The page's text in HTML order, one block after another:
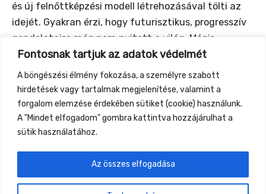
Fontosnak tartjuk az adatok védelmét
A böngészési élmény fokozása, a személyre szabott
hirdetések vagy tartalmak megjelenítése, valamint a
forgalom elemzése érdekében sütiket (cookie) használunk.
A "Mindet elfogadom" gombra kattintva hozzájárulhat a
sütik használatához.
Az összes elfogadása
és új felnőttképzési modell létrehozásával tölti az
idejét. Gyakran érzi, hogy futurisztikus, progresszív
gondolataira még nem nyitott a világ. Mégis
kitartóan népszerűsíti a decentralizált, közösségi
életmódban rejlő lehetőségeket. Mindezt a tudatos
életmód iránt érdeklődő fiatalok bevonásával
fejleszti és teszteli.
Previous Event